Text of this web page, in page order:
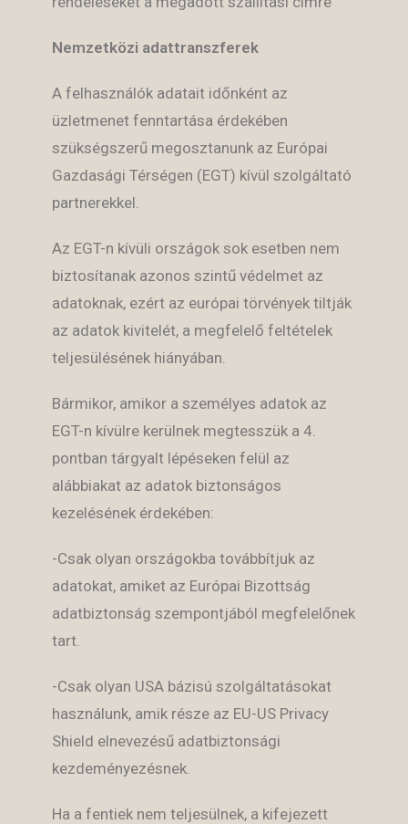
Nemzetközi adattranszferek
A felhasználók adatait időnként az
üzletmenet fenntartása érdekében
szükségszerű megosztanunk az Európai
Gazdasági Térségen (EGT) kívül szolgáltató
partnerekkel.
Az EGT-n kívüli országok sok esetben nem
biztosítanak azonos szintű védelmet az
adatoknak, ezért az európai törvények tiltják
az adatok kivitelét, a megfelelő feltételek
teljesülésének hiányában.
Bármikor, amikor a személyes adatok az
EGT-n kívülre kerülnek megtesszük a 4.
pontban tárgyalt lépéseken felül az
alábbiakat az adatok biztonságos
kezelésének érdekében:
-Csak olyan országokba továbbítjuk az
adatokat, amiket az Európai Bizottság
adatbiztonság szempontjából megfelelőnek
tart.
-Csak olyan USA bázisú szolgáltatásokat
használunk, amik része az EU-US Privacy
Shield elnevezésű adatbiztonsági
kezdeményezésnek.
Ha a fentiek nem teljesülnek, a kifejezett